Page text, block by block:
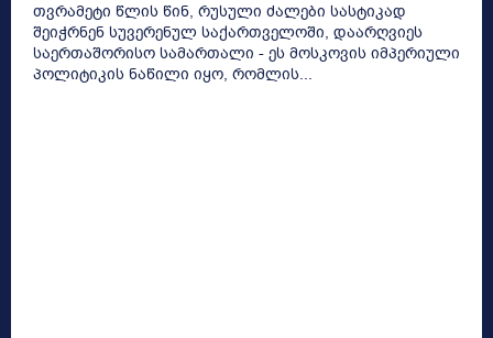
თვრამეტი წლის წინ, რუსული ძალები სასტიკად
შეიჭრნენ სუვერენულ საქართველოში, დაარღვიეს
საერთაშორისო სამართალი - ეს მოსკოვის იმპერიული
პოლიტიკის ნაწილი იყო, რომლის...